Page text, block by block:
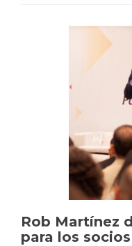
Rob Martínez
para los